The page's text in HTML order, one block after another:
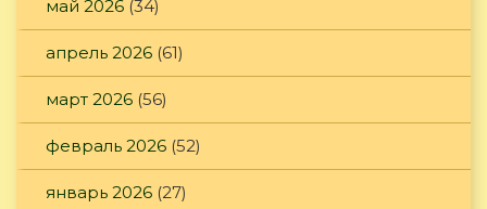
май 2026 (34)
апрель 2026 (61)
март 2026 (56)
февраль 2026 (52)
январь 2026 (27)